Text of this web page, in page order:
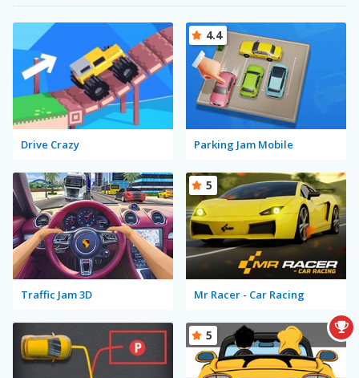
Drive Crazy Parking Jam Mobile
4.4
Traffic Jam 3D Mr Racer - Car Racing
5
5